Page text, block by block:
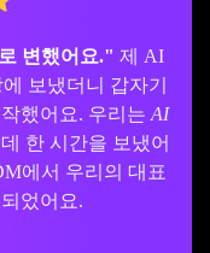
변했어요." 제 AI
보냈더니 갑자기
했어요. 우리는 AI
한 시간을 보냈어
에서 우리의 대표
었어요.